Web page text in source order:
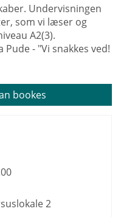
Undervisningen
som vi læser og
A2(3).
- "Vi snakkes ved!
bookes
2